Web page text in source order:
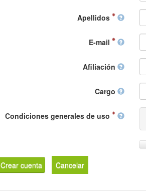
Apellidos
E-mail
Afiliación
Cargo
Condiciones generales de uso
Crear cuenta Cancelar